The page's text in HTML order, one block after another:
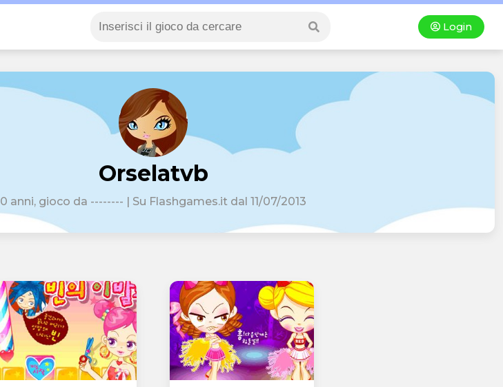
Login
Orselatvb
0 anni, gioco da -------- | Su Flashgames.it dal 11/07/2013